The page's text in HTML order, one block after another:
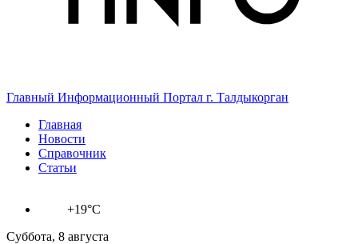
Главный Информационный Портал г. Талдыкорган
Главная
Новости
Справочник
Статьи
+19°C
Суббота, 8 августа